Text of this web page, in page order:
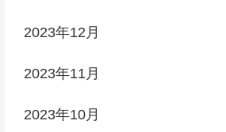
2023年12月
2023年11月
2023年10月